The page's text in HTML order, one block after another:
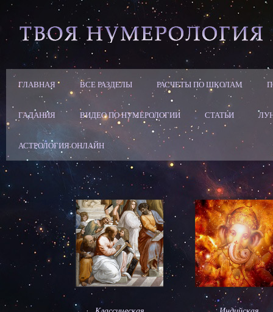
ГЛАВНАЯ ВСЕ РАЗДЕЛЫ РАСЧЕТЫ ПО ШКОЛАМ
ГАДАНИЯ ВИДЕО ПО НУМЕРОЛОГИИ СТАТЬИ
АСТРОЛОГИЯ ОНЛАЙН